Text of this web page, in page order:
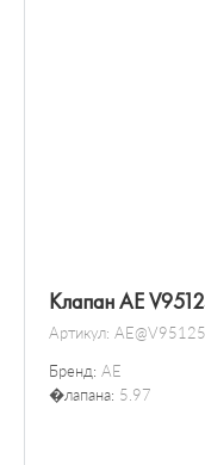
Клапан AE
Артикул: AE@V95125
Бренд: AE
�лапана: 5.97